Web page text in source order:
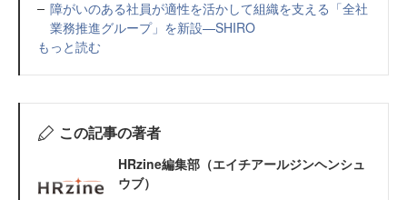
障がいのある社員が適性を活かして組織を支える「全社
業務推進グループ」を新設—SHIRO
もっと読む
この記事の著者
HRzine編集部（エイチアールジンヘンシュ
ウブ）